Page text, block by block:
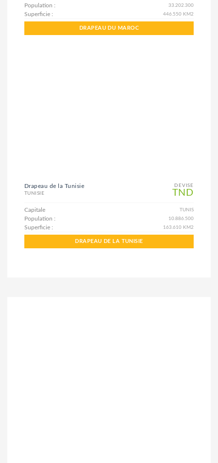
Population : 33.202.300
Superficie : 446.550 KM2
DRAPEAU DU MAROC
DEVISE
TND
Drapeau de la Tunisie
TUNISIE
Capitale TUNIS
Population : 10.886.500
Superficie : 163.610 KM2
DRAPEAU DE LA TUNISIE